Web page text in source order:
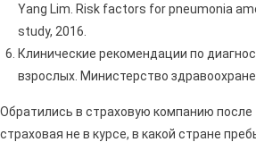
Yang Lim. Risk factors for pneumonia
study, 2016.
Клинические рекомендации по
взрослых. Министерство
Обратились в страховую компанию после
страховая не в курсе, в какой стране